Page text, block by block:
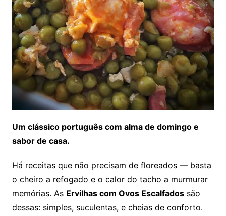
Um clássico português com alma de domingo e
sabor de casa.
Há receitas que não precisam de floreados — basta
o cheiro a refogado e o calor do tacho a murmurar
memórias. As Ervilhas com Ovos Escalfadossão
dessas: simples, suculentas, e cheias de conforto.